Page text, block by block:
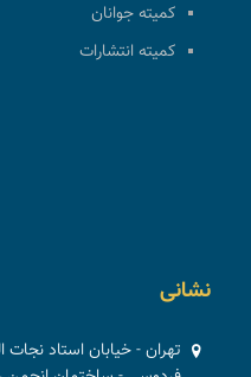
کمیته جوانان
کمیته انتشارات
نشانی
تهران - خیابان استاد